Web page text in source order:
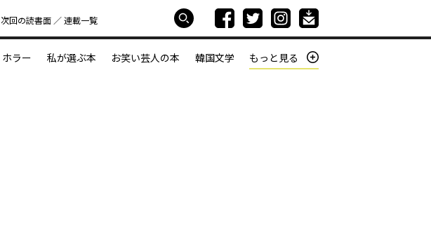
次回の読書⾯ 連載一覧
ホラー 私が選ぶ本 お笑い芸人の本 韓国文学 もっと見る